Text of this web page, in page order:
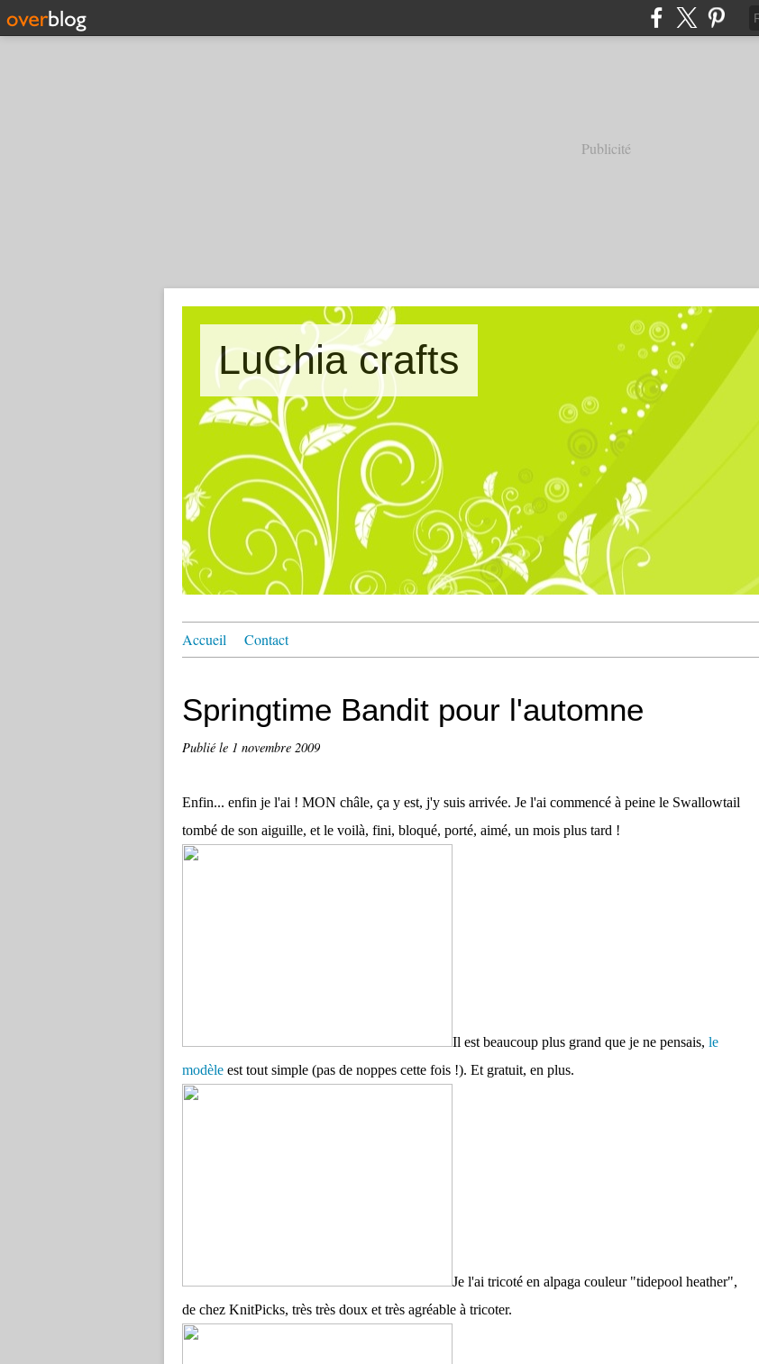
Publicité
LuChia crafts
Accueil Contact
Springtime Bandit pour l'automne
Publié le 1 novembre 2009
Enfin... enfin je l'ai ! MON châle, ça y est, j'y suis arrivée. Je l'ai commencé à peine le Swallowtail
tombé de son aiguille, et le voilà, fini, bloqué, porté, aimé, un mois plus tard !
Il est beaucoup plus grand que je ne pensais, le
modèle est tout simple (pas de noppes cette fois !). Et gratuit, en plus.
Je l'ai tricoté en alpaga couleur "tidepool heather",
de chez KnitPicks, très très doux et très agréable à tricoter.